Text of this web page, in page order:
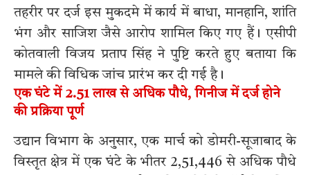
तहरीर पर दर्ज इस मुकदमे में कार्य में बाधा, मानहानि, शांति
भंग और साजिश जैसे आरोप शामिल किए गए हैं। एसीपी
कोतवाली विजय प्रताप सिंह ने पुष्टि करते हुए बताया कि
मामले की विधिक जांच प्रारंभ कर दी गई है।
एक घंटे में 2.51 लाख से अधिक पौधे, गिनीज में दर्ज होने
की प्रक्रिया पूर्ण
उद्यान विभाग के अनुसार, एक मार्च को डोमरी-सूजाबाद के
विस्तृत क्षेत्र में एक घंटे के भीतर 2,51,446 से अधिक पौधे